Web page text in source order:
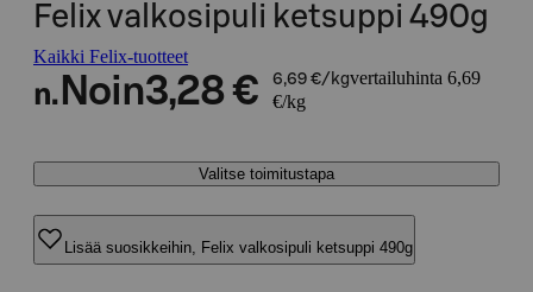
Felix valkosipuli ketsuppi 490g
Kaikki Felix-tuotteet
n. Noin3,28 € 6,69 €/kgvertailuhinta 6,69
€/kg
Valitse toimitustapa
Lisää suosikkeihin, Felix valkosipuli ketsuppi 490g